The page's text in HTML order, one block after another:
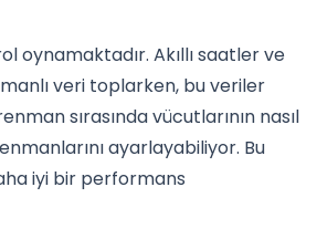
oynamaktadır. Akıllı saatler ve
veri toplarken, bu veriler
sırasında vücutlarının nasıl
ayarlayabiliyor. Bu
iyi bir performans